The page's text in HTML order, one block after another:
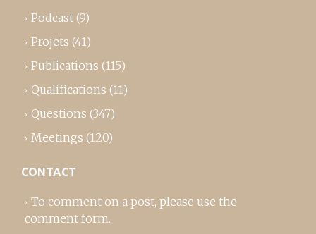
Podcast (9)
Projets (41)
Publications (115)
Qualifications (11)
Questions (347)
Meetings (120)
CONTACT
To comment on a post, please use the
comment form..